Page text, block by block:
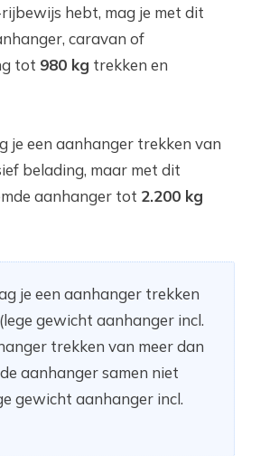
hebt, mag je met dit
caravan of
tot 980 kg trekken en
je een aanhanger trekken van
belading, maar met dit
aanhanger tot 2.200 kg
je een aanhanger trekken
gewicht aanhanger incl.
trekken van meer dan
aanhanger samen niet
gewicht aanhanger incl.